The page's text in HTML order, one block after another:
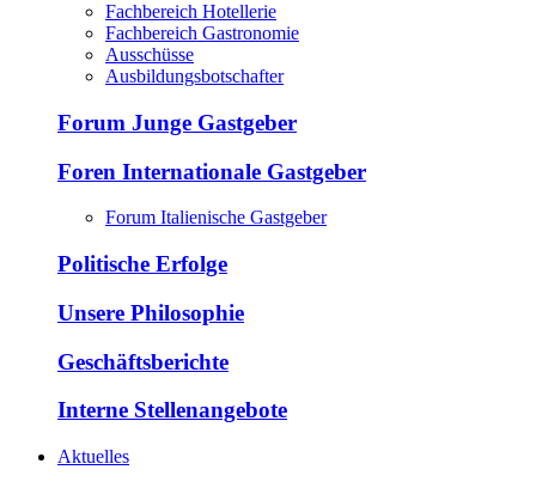
Fachbereich Hotellerie
Fachbereich Gastronomie
Ausschüsse
Ausbildungsbotschafter
Forum Junge Gastgeber
Foren Internationale Gastgeber
Forum Italienische Gastgeber
Politische Erfolge
Unsere Philosophie
Geschäftsberichte
Interne Stellenangebote
Aktuelles